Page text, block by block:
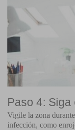
Paso 4: Siga
Vigile la zona
infección, como